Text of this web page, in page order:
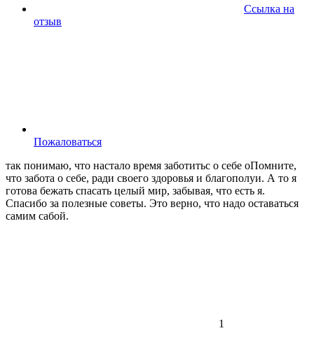
Ссылка на
отзыв
Пожаловаться
так понимаю, что настало время заботитьс о себе оПомните,
что забота о себе, ради своего здоровья и благополуи. А то я
готова бежать спасать целый мир, забывая, что есть я.
Спасибо за полезные советы. Это верно, что надо оставаться
самим сабой.
1